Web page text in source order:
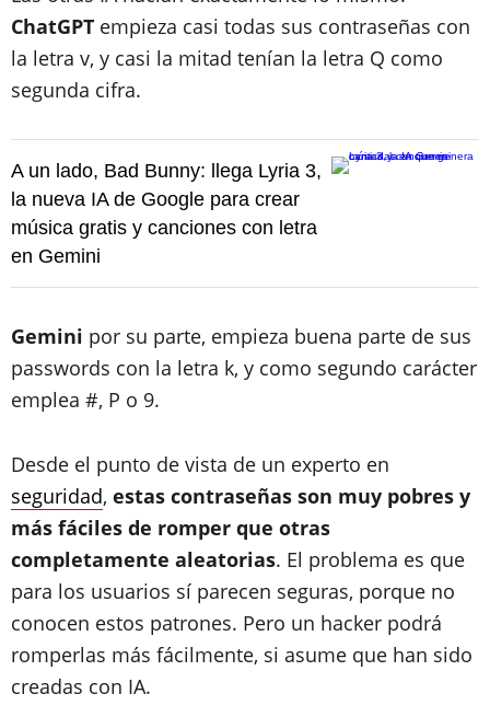
ChatGPT empieza casi todas sus contraseñas con
la letra v, y casi la mitad tenían la letra Q como
segunda cifra.
A un lado, Bad Bunny: llega Lyria 3,
la nueva IA de Google para crear
música gratis y canciones con letra
en Gemini
Gemini por su parte, empieza buena parte de sus
passwords con la letra k, y como segundo carácter
emplea #, P o 9.
Desde el punto de vista de un experto en
seguridad, estas contraseñas son muy pobres y
más fáciles de romper que otras
completamente aleatorias. El problema es que
para los usuarios sí parecen seguras, porque no
conocen estos patrones. Pero un hacker podrá
romperlas más fácilmente, si asume que han sido
creadas con IA.